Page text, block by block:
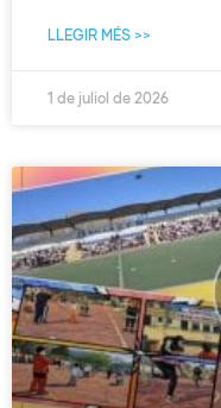
LLEGIR MÉS >>
1 de juliol de 2026